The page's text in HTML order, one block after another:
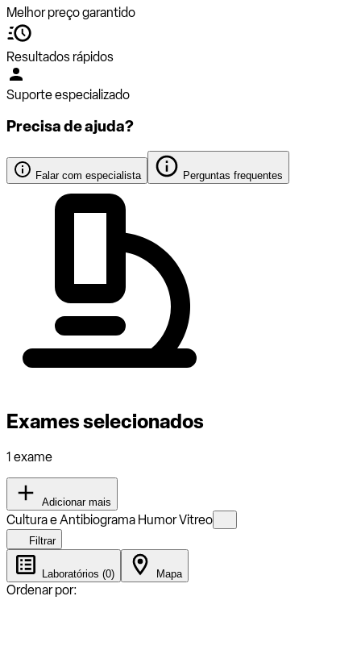
Melhor preço garantido
Resultados rápidos
Suporte especializado
Precisa de ajuda?
Falar com especialista Perguntas frequentes
Exames selecionados
1 exame
Adicionar mais
Cultura e Antibiograma Humor Vitreo
Filtrar
Laboratórios (0) Mapa
Ordenar por: